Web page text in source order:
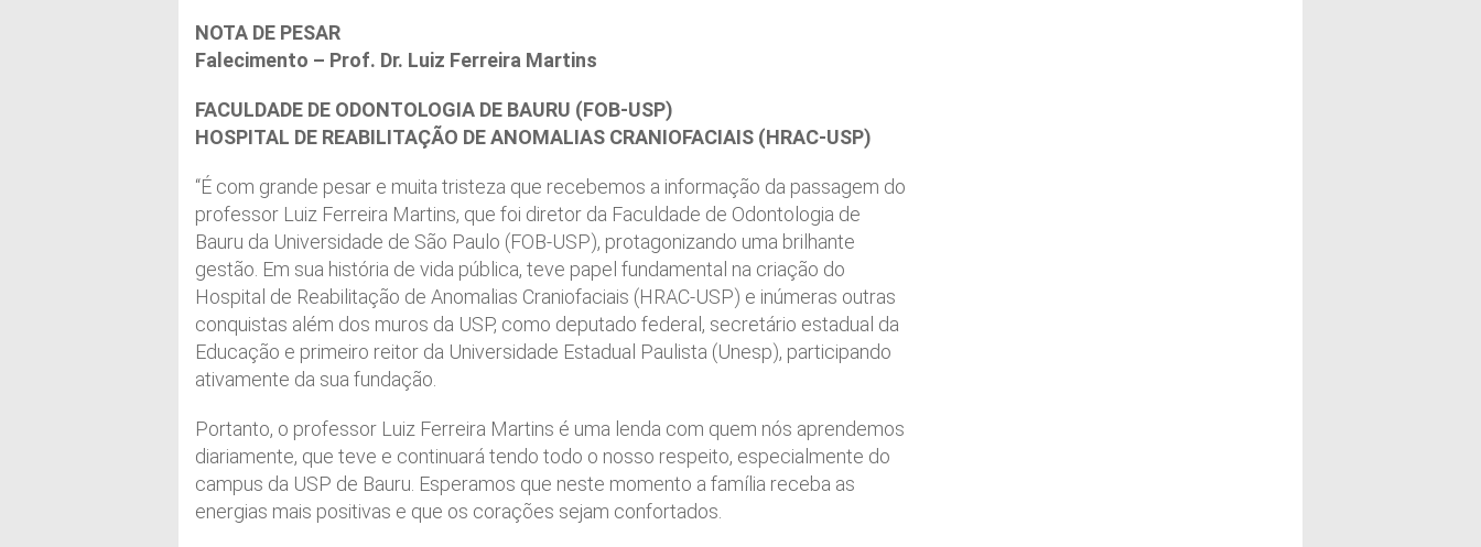
NOTA DE PESAR
Falecimento – Prof. Dr. Luiz Ferreira Martins
FACULDADE DE ODONTOLOGIA DE BAURU (FOB-USP)
HOSPITAL DE REABILITAÇÃO DE ANOMALIAS CRANIOFACIAIS (HRAC-USP)
“É com grande pesar e muita tristeza que recebemos a informação da passagem do
professor Luiz Ferreira Martins, que foi diretor da Faculdade de Odontologia de
Bauru da Universidade de São Paulo (FOB-USP), protagonizando uma brilhante
gestão. Em sua história de vida pública, teve papel fundamental na criação do
Hospital de Reabilitação de Anomalias Craniofaciais (HRAC-USP) e inúmeras outras
conquistas além dos muros da USP, como deputado federal, secretário estadual da
Educação e primeiro reitor da Universidade Estadual Paulista (Unesp), participando
ativamente da sua fundação.
Portanto, o professor Luiz Ferreira Martins é uma lenda com quem nós aprendemos
diariamente, que teve e continuará tendo todo o nosso respeito, especialmente do
campus da USP de Bauru. Esperamos que neste momento a família receba as
energias mais positivas e que os corações sejam confortados.